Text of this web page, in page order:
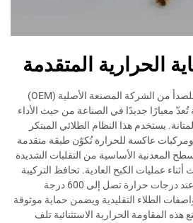
الحرارية المتقدمة
يحتوي طلاء الفرامل المضاد للصدأ من الشركة المصنعة الأصلية (OEM)
معيارًا جديدًا في الصناعة من حيث الأداء
يستخدم هذا النظام الطلائي المبتكر
عاكسة للحرارة تُكوّن طبقة متقدمة
المعدنية الأساسية من التقلبات الشديدة
عمليات الكبح العادية. تحافظ التركيبة
المتطورة على سلامة هيكلها عند درجات حرارة تصل إلى 600 درجة
الطلاء التقليدية ويضمن حماية موثوقة
المقاومة الحرارية الاستثنائية تلف